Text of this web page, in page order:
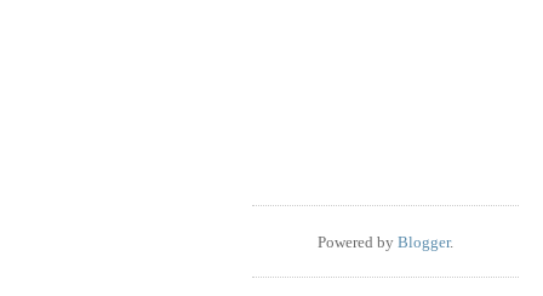
Powered by Blogger.